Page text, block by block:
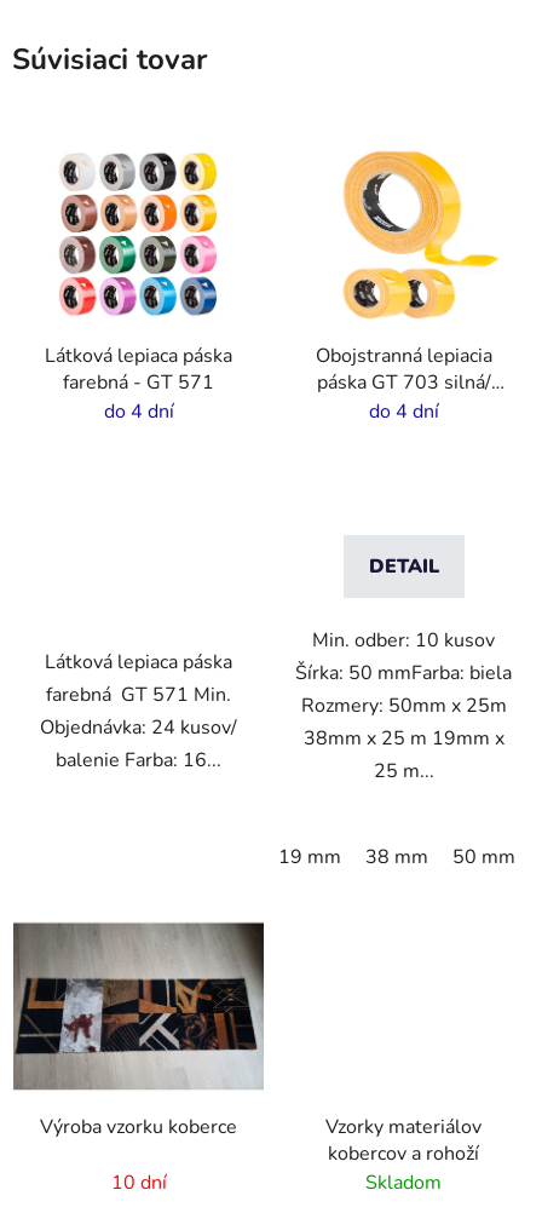
Súvisiaci tovar
Látková lepiaca páska
farebná - GT 571
do 4 dní
Látková lepiaca páska
farebná GT 571 Min.
Objednávka: 24 kusov/
balenie Farba: 16...
Obojstranná lepiacia
páska GT 703 silná/
tenká
do 4 dní
DETAIL
Min. odber: 10 kusov
Šírka: 50 mmFarba: biela
Rozmery: 50mm x 25m
38mm x 25 m 19mm x
25 m...
19 mm 38 mm 50 mm
Výroba vzorku koberce
10 dní
Vzorky materiálov
kobercov a rohoží
Skladom